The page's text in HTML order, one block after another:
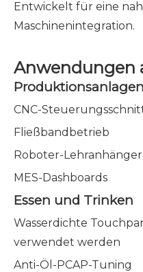
Entwickelt für eine
Maschinenintegration.
Anwendungen
Produktionsanlagen
CNC-
Fließbandbetrieb
Roboter-Lehranhänger
MES-Dashboards
Essen und Trinken
Wasserdichte
verwendet werden
Anti-Öl-PCAP-Tuning